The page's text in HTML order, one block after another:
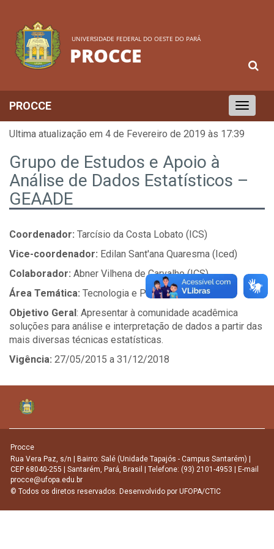
UNIVERSIDADE FEDERAL DO OESTE DO PARÁ
PROCCE
Toggle
navigation
PROCCE
Ultima atualização em 4 de Fevereiro de 2019 às 17:39
Grupo de Estudos e Apoio à
Análise de Dados Estatísticos –
GEAADE
Coordenador: Tarcísio da Costa Lobato (ICS)
Vice-coordenador: Edilan Sant'ana Quaresma (Iced)
Colaborador: Abner Vilhena de Carvalho (ICS)
Área Temática: Tecnologia e Produção
Objetivo Geral: Apresentar à comunidade acadêmica
soluções para análise e interpretação de dados a partir das
mais diversas técnicas estatísticas.
Vigência: 27/05/2015 a 31/12/2018
Procce
Rua Vera Paz, s/n | Bairro: Salé (Unidade Tapajós - Campus Santarém) |
CEP 68040-255 | Santarém, Pará, Brasil | Telefone: (93) 2101-4953 | E-mail
procce@ufopa.edu.br
© Todos os diretos reservados. Desenvolvido por UFOPA/CTIC